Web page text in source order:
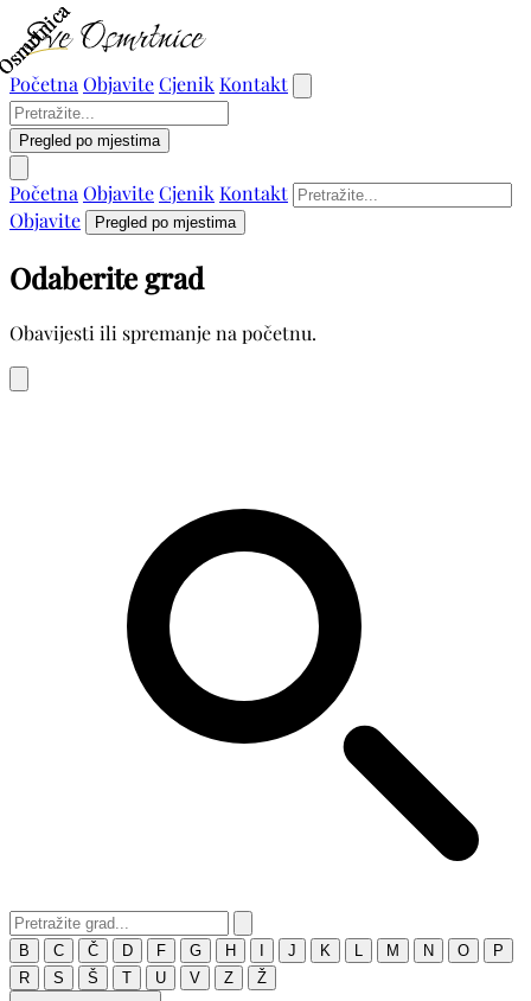
Početna ObjaviteCjenik Kontakt
Pregled po mjestima
Početna ObjaviteCjenik Kontakt
Objavite
Pregled po mjestima
Odaberite grad
Obavijesti ili spremanje na početnu.
B C Č D F G H J K M N O
P
R
S Š T U V Z Ž